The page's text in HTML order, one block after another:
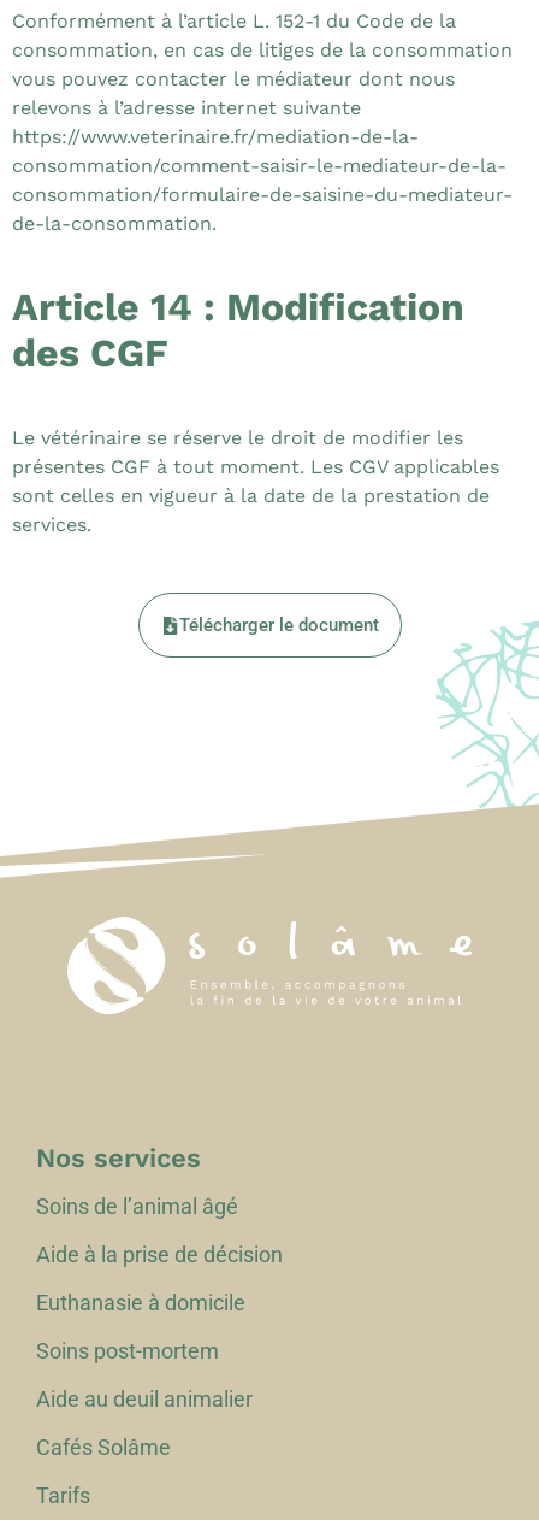
Conformément à l’article L. 152-1 du Code de la
consommation, en cas de litiges de la consommation
vous pouvez contacter le médiateur dont nous
relevons à l’adresse internet suivante
https://www.veterinaire.fr/mediation-de-la-
consommation/comment-saisir-le-mediateur-de-la-
consommation/formulaire-de-saisine-du-mediateur-
de-la-consommation.
Article 14 : Modification
des CGF
Le vétérinaire se réserve le droit de modifier les
présentes CGF à tout moment. Les CGV applicables
sont celles en vigueur à la date de la prestation de
services.
Télécharger le document
Nos services
Soins de l’animal âgé
Aide à la prise de décision
Euthanasie à domicile
Soins post-mortem
Aide au deuil animalier
Cafés Solâme
Tarifs